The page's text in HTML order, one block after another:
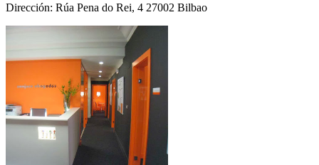
Dirección: Rúa Pena do Rei, 4 27002 Bilbao